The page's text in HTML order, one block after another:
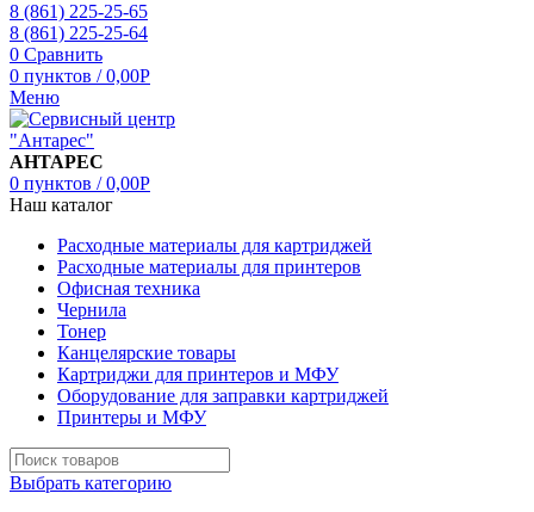
8 (861) 225-25-65
8 (861) 225-25-64
0 Сравнить
0 пунктов / 0,00Р
Меню
АНТАРЕС
0 пунктов / 0,00Р
Наш каталог
Расходные материалы для картриджей
Расходные материалы для принтеров
Офисная техника
Чернила
Тонер
Канцелярские товары
Картриджи для принтеров и МФУ
Оборудование для заправки картриджей
Принтеры и МФУ
Выбрать категорию